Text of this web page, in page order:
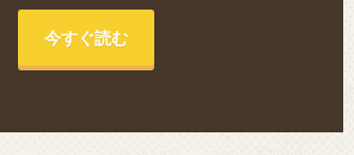
今すぐ読む